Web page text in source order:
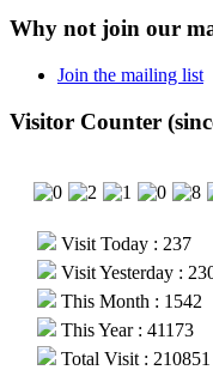
Why not join our
Join the mailing list
Visitor Counter
Visit Today : 237
Visit Yesterday :
This Month : 1542
This Year : 41173
Total Visit : 210851